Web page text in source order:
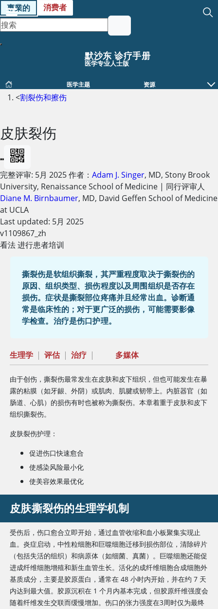
專業的 消费者
默沙东 诊疗手册
医学专业人士版
医学主题 资源
<割裂伤和擦伤
皮肤裂伤
完整评审: 5月 2025作者： Adam J. Singer, MD, Stony Brook
University, Renaissance School of Medicine | 同行评审人
Diane M. Birnbaumer, MD, David Geffen School of Medicine
at UCLA
Last updated: 5月 2025
v1109867_zh
看法 进行患者培训
撕裂伤是软组织撕裂，其严重程度取决于撕裂伤的
原因、组织类型、损伤程度以及周围组织是否存在
损伤。症状是撕裂部位疼痛并且经常出血。诊断通
常是临床性的；对于更广泛的损伤，可能需要影像
学检查。治疗是伤口护理。
生理学 | 评估 | 治疗 | 多媒体
由于创伤，撕裂伤最常发生在皮肤和皮下组织，但也可能发生在暴
露的粘膜（如牙龈、外阴）或肌肉、肌腱或韧带上。内脏器官（如
肠道、心肌）的损伤有时也被称为撕裂伤。本章着重于皮肤和皮下
组织撕裂伤。
皮肤裂伤护理：
促进伤口快速愈合
使感染风险最小化
使美容效果最优化
皮肤撕裂伤的生理学机制
受伤后，伤口愈合立即开始，通过血管收缩和血小板聚集实现止
血。炎症启动，中性粒细胞和巨噬细胞迁移到损伤部位，清除碎片
（包括失活的组织）和病原体（如细菌、真菌）。巨噬细胞还能促
进成纤维细胞增殖和新生血管生长。活化的成纤维细胞合成细胞外
基质成分，主要是胶原蛋白，通常在 48 小时内开始，并在约 7 天
内达到最大值。胶原沉积在 1 个月内基本完成，但胶原纤维强度会
随着纤维发生交联而缓慢增加。伤口的张力强度在3周时仅为最终